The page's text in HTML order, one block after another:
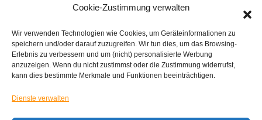
Cookie-Zustimmung verwalten
Wir verwenden Technologien wie Cookies, um Geräteinformationen zu
speichern und/oder darauf zuzugreifen. Wir tun dies, um das Browsing-
Erlebnis zu verbessern und um (nicht) personalisierte Werbung
anzuzeigen. Wenn du nicht zustimmst oder die Zustimmung widerrufst,
kann dies bestimmte Merkmale und Funktionen beeinträchtigen.
Dienste verwalten
1857 – 1866: Kindheit und Jugend
Das Leben von BiPi